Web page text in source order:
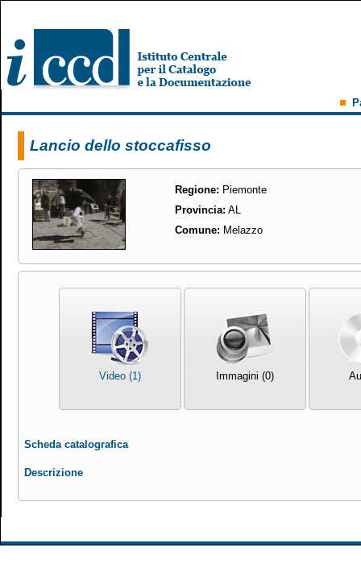
Lancio dello stoccafisso
Regione: Piemonte
Provincia: AL
Comune: Melazzo
Video (1) Immagini (0)
Scheda catalografica
Descrizione